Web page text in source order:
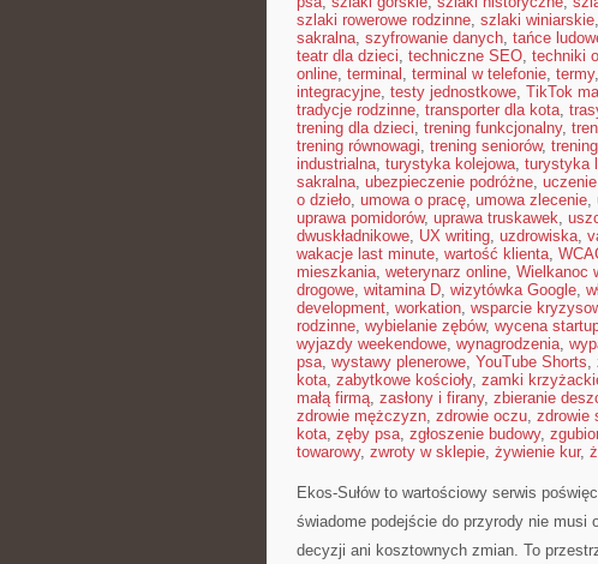
szlaki rowerowe rodzinne, szlaki winiarskie,
sakralna, szyfrowanie danych, tańce
teatr dla dzieci, techniczne SEO, techniki
online, terminal , terminal w telefonie, termy,
integracyjne, testy jednostkowe, TikTok
tradycje rodzinne, transporter dla kota,
trening dla dzieci, trening funkcjonalny,
trening równowagi, trening seniorów,
industrialna, turystyka kolejowa, turystyka
sakralna, ubezpieczenie podróżne,
o dzieło, umowa o pracę, umowa zlecenie,
uprawa pomidorów, uprawa truskawek,
dwuskładnikowe, UX writing, uzdrowiska,
wakacje last minute, wartość klienta,
mieszkania, weterynarz online, Wielkanoc
drogowe, witamina D, wizytówka Google,
development, workation, wsparcie
rodzinne, wybielanie zębów, wycena
wyjazdy weekendowe, wynagrodzenia,
psa, wystawy plenerowe, YouTube Shorts,
kota, zabytkowe kościoły, zamki
małą firmą, zasłony i firany, zbieranie
zdrowie mężczyzn, zdrowie oczu, zdrowie
kota, zęby psa, zgłoszenie budowy,
towarowy, zwroty w sklepie, żywienie kur,
Ekos-Sułów to wartościowy serwis
świadome podejście do przyrody nie
decyzji ani kosztownych zmian. To